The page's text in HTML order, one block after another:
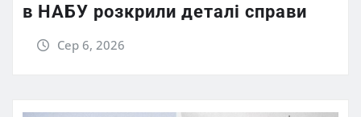
в НАБУ розкрили деталі справи
Сер 6, 2026